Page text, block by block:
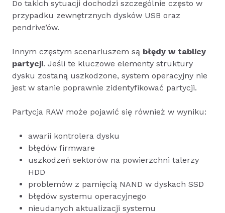
Do takich sytuacji dochodzi szczególnie często w
przypadku zewnętrznych dysków USB oraz
pendrive’ów.
Innym częstym scenariuszem są błędy w tablicy
partycji. Jeśli te kluczowe elementy struktury
dysku zostaną uszkodzone, system operacyjny nie
jest w stanie poprawnie zidentyfikować partycji.
Partycja RAW może pojawić się również w wyniku:
awarii kontrolera dysku
błędów firmware
uszkodzeń sektorów na powierzchni talerzy
HDD
problemów z pamięcią NAND w dyskach SSD
błędów systemu operacyjnego
nieudanych aktualizacji systemu